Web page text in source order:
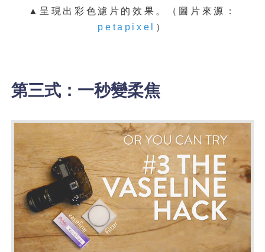
▲呈現出彩色濾片的效果。（圖片來源：
petapixel
）
第三式：一秒變柔焦